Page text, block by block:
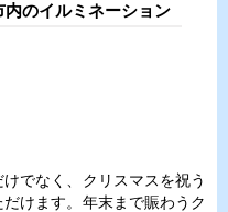
内のイルミネーション
でなく、クリスマスを祝う
けます。年末まで賑わうク